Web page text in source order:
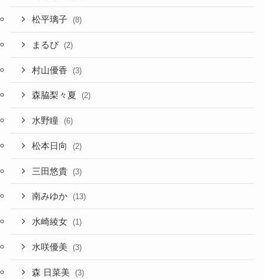
松平璃子 (8)
まるぴ (2)
村山優香 (3)
森脇梨々夏 (2)
水野瞳 (6)
松本日向 (2)
三田悠貴 (3)
南みゆか (13)
水崎綾女 (1)
水咲優美 (3)
森 日菜美 (3)